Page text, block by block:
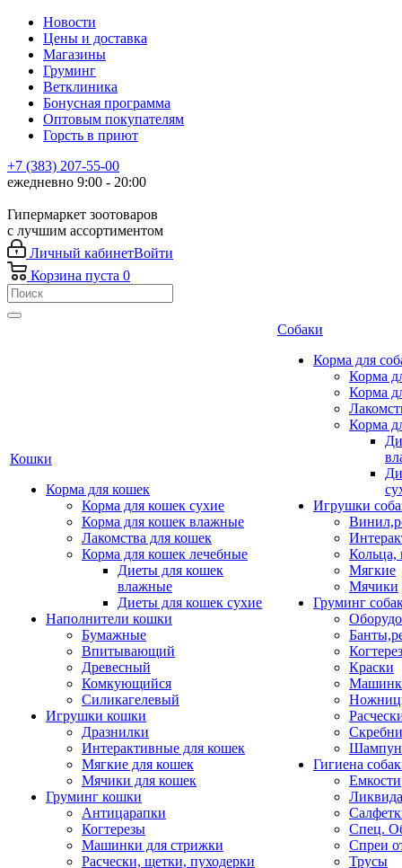
Новости
Цены и доставка
Магазины
Груминг
Ветклиника
Бонусная программа
Оптовым покупателям
Горсть в приют
+7 (383) 207-55-00
ежедневно 9:00 - 20:00
Гипермаркет зоотоваров
с лучшим ассортиментом
Личный кабинетВойти
Корзина пуста 0
Кошки
Корма для кошек
Корма для кошек сухие
Корма для кошек влажные
Лакомства для кошек
Корма для кошек лечебные
Диеты для кошек
влажные
Диеты для кошек сухие
Наполнители кошки
Бумажные
Впитывающий
Древесный
Комкующийся
Силикагелевый
Игрушки кошки
Дразнилки
Интерактивные для кошек
Мягкие для кошек
Мячики для кошек
Груминг кошки
Антицарапки
Когтерезы
Машинки для стрижки
Расчески, щетки, пуходерки
Собаки
Корма для
Корма
Корма
Корма
Игрушки
Кольца,
Мягкие
Мячики
Груминг
Краски
Гигиена
Емкости
Спец.
Спреи
Трусы